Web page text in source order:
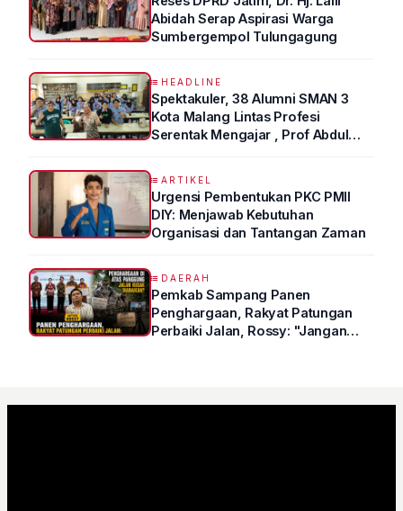
Abidah Serap Aspirasi Warga
Sumbergempol Tulungagung
HEADLINE
Spektakuler, 38 Alumni SMAN 3
Kota Malang Lintas Profesi
Serentak Mengajar , Prof Abdul
ARTIKEL
Urgensi Pembentukan PKC PMII
DIY: Menjawab Kebutuhan
Organisasi dan Tantangan Zaman
DAERAH
Pemkab Sampang Panen
Penghargaan, Rakyat Patungan
Perbaiki Jalan, Rossy: "Jangan